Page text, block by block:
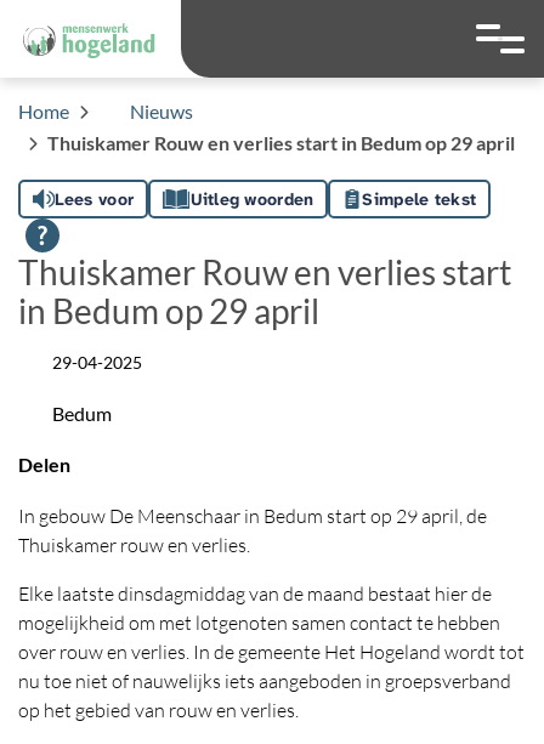
Hoog contrast
Ga naar
Home
Nieuws
Thuiskamer Rouw en verlies start in Bedum op 29 april
Lees voor Uitleg woorden Simpele tekst
Thuiskamer Rouw en verlies start
in Bedum op 29 april
Datum
29-04-2025
LocatieBedum
Delen
In gebouw De Meenschaar in Bedum start op 29 april, de
Thuiskamer rouw en verlies.
Elke laatste dinsdagmiddag van de maand bestaat hier de
mogelijkheid om met lotgenoten samen contact te hebben
over rouw en verlies. In de gemeente Het Hogeland wordt tot
nu toe niet of nauwelijks iets aangeboden in groepsverband
op het gebied van rouw en verlies.